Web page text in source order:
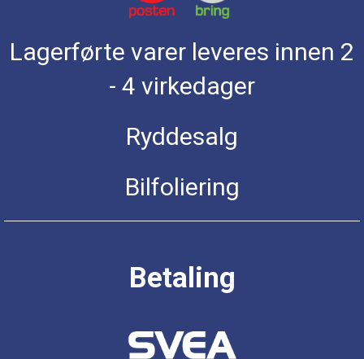
Lagerførte varer leveres innen 2
- 4 virkedager
Ryddesalg
Bilfoliering
Betaling